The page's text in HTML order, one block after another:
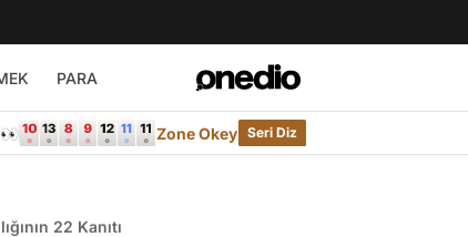
PARA
Zone Okey Seri Diz
22 Kanıtı